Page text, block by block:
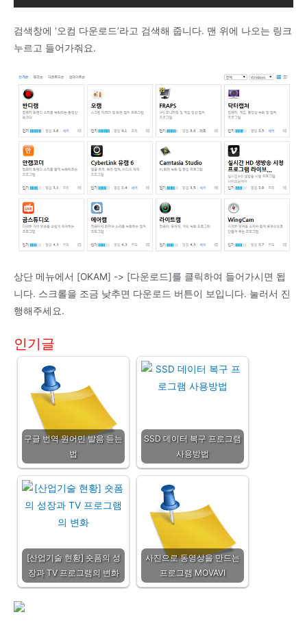
검색창에 ‘오컴 다운로드’라고 검색해 줍니다. 맨 위에 나오는 링크
누르고 들어가줘요.
상단 메뉴에서 [OKAM] -> [다운로드]를 클릭하여 들어가시면 됩
니다. 스크롤을 조금 낮추면 다운로드 버튼이 보입니다. 눌러서 진
행해주세요.
인기글
구글 번역 원어민 발음 듣는
법
SSD 데이터 복구 프로그램
사용방법
[산업기술 현황] 숏폼의 성
장과 TV 프로그램의 변화
사진으로 동영상을 만드는
프로그램 MOVAVI